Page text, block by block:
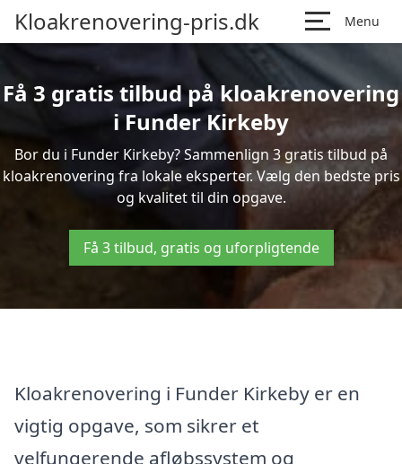
Kloakrenovering-pris.dk Menu
Få 3 gratis tilbud på kloakrenovering
i Funder Kirkeby
Bor du i Funder Kirkeby? Sammenlign 3 gratis tilbud på
kloakrenovering fra lokale eksperter. Vælg den bedste pris
og kvalitet til din opgave.
Få 3 tilbud, gratis og uforpligtende
Kloakrenovering i Funder Kirkeby er en
vigtig opgave, som sikrer et
velfungerende afløbssystem og